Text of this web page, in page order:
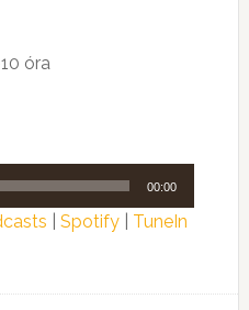
óra
00:00
Spotify| TuneIn